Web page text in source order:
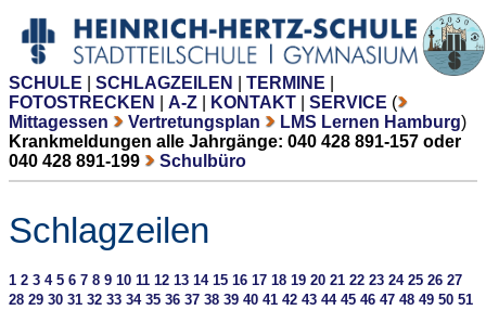
SCHULE SCHLAGZEILEN TERMINE
FOTOSTRECKEN
A-Z KONTAKT SERVICE (
Mittagessen
Vertretungsplan LMS Lernen Hamburg)
Krankmeldungen alle Jahrgänge: 040 428 891-157 oder
040 428 891-199
Schulbüro
Schlagzeilen
1 2 3 4 5 6 7 8 9 10 11 12 13 14 15 16 17 18 19 20 21 22 23 24 25 26 27
28 29 30 31 32 33 34 35 36 37 38 39 40 41 42 43 44 45 46 47 48 49 50 51